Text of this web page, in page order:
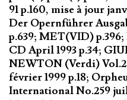
91 p.160, mise à jour
Der Opernführer
p.639; MET(VID)
CD April 1993 p.34;
NEWTON (Verdi) Vol.2
février 1999 p.18;
International No.259